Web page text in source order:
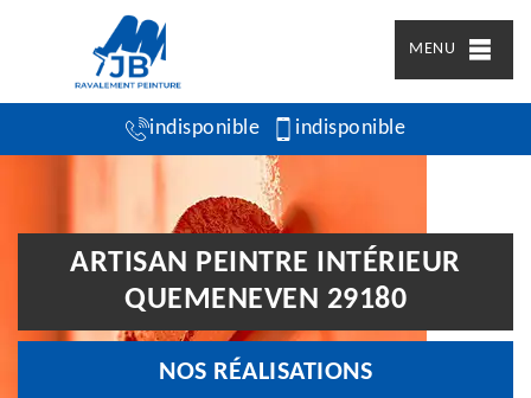
MENU
indisponible indisponible
ARTISAN PEINTRE INTÉRIEUR
QUEMENEVEN 29180
NOS RÉALISATIONS